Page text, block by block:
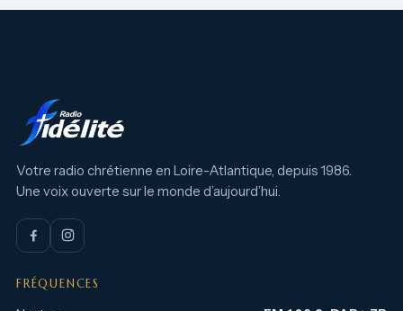
Votre radio chrétienne en Loire-Atlantique, depuis 1986.
Une voix ouverte sur le monde d’aujourd’hui.
FRÉQUENCES